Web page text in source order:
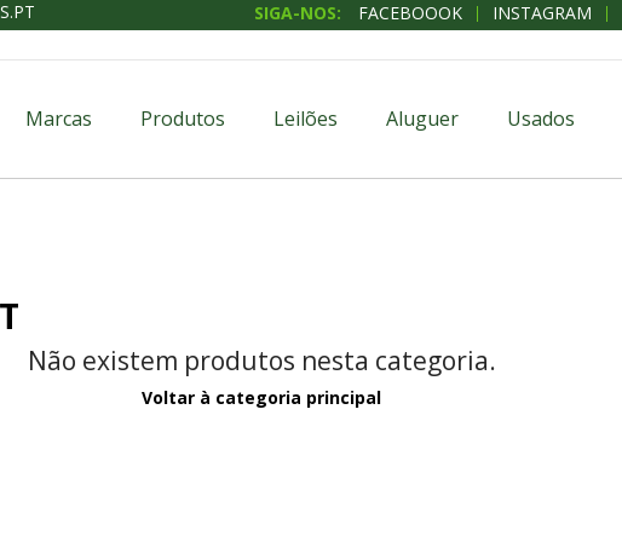
SIGA-NOS: FACEBOOOK INSTAGRAM
Marcas Produtos Leilões Aluguer Usados
Não existem produtos nesta categoria.
Voltar à categoria principal